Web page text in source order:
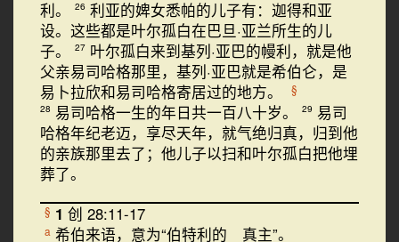
利。
26 利亚的婢女悉帕的儿子有：迦得和亚
设。这些都是叶尔孤白在巴旦·亚兰所生的儿
子。
27 叶尔孤白来到基列·亚巴的幔利，就是他
父亲易司哈格那里，基列·亚巴就是希伯仑，是
易卜拉欣和易司哈格寄居过的地方。
§
28 易司哈格一生的年日共一百八十岁。 29 易司
哈格年纪老迈，享尽天年，就气绝归真，归到他
的亲族那里去了；他儿子以扫和叶尔孤白把他埋
葬了。
§ 1 创 28:11-17
a 希伯来语，意为“伯特利的 真主”。